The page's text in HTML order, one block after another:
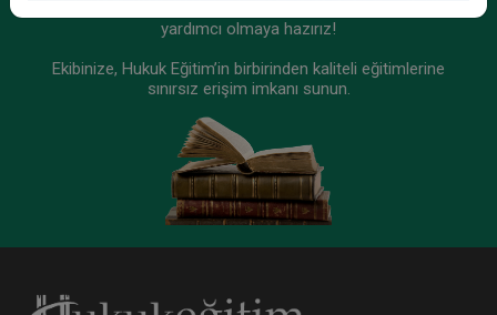
yardımcı olmaya hazırız!
Ekibinize, Hukuk Eğitim’in birbirinden kaliteli eğitimlerine
sınırsız erişim imkanı sunun.